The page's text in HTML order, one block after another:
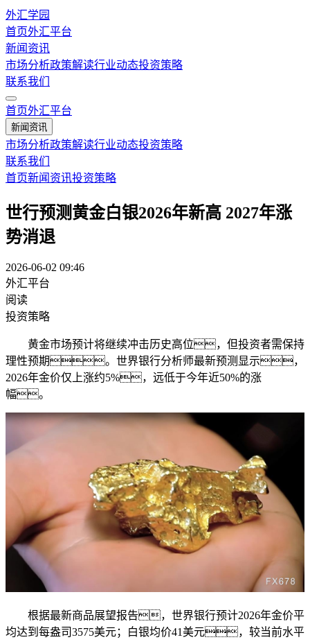
外汇学园
首页外汇平台
新闻资讯
市场分析政策解读行业动态投资策略
联系我们
首页外汇平台
新闻资讯
市场分析政策解读行业动态投资策略
联系我们
首页新闻资讯投资策略
世行预测黄金白银2026年新高 2027年涨
势消退
2026-06-02 09:46
外汇平台
阅读
投资策略
黄金市场预计将继续冲击历史高位，但投资者需保持
理性预期。世界银行分析师最新预测显示，
2026年金价仅上涨约5%，远低于今年近50%的涨
幅。
根据最新商品展望报告，世界银行预计2026年金价平
均达到每盎司3575美元；白银均价41美元，较当前水平